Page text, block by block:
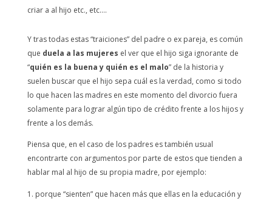
criar a al hijo etc., etc….
Y tras todas estas “traiciones” del padre o ex pareja, es común
que duela a las mujeres el ver que el hijo siga ignorante de
“quién es la buena y quién es el malo” de la historia y
suelen buscar que el hijo sepa cuál es la verdad, como si todo
lo que hacen las madres en este momento del divorcio fuera
solamente para lograr algún tipo de crédito frente a los hijos y
frente a los demás.
Piensa que, en el caso de los padres es también usual
encontrarte con argumentos por parte de estos que tienden a
hablar mal al hijo de su propia madre, por ejemplo:
porque “sienten” que hacen más que ellas en la educación y